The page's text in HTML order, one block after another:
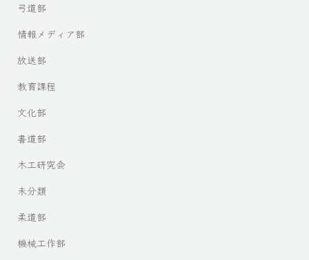
弓道部
情報メディア部
放送部
教育課程
文化部
書道部
木工研究会
未分類
柔道部
機械工作部